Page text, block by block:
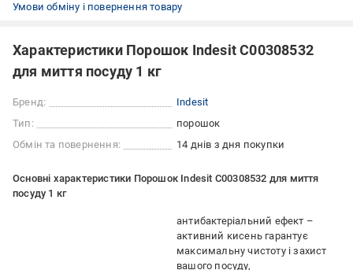
Умови обміну і повернення товару
Характеристики Порошок Indesit С00308532
для миття посуду 1 кг
Бренд:
Indesit
Тип:
порошок
Обмін та повернення:
14 днів з дня покупки
Основні характеристики Порошок Indesit С00308532 для миття
посуду 1 кг
антибактеріальний ефект –
активний кисень гарантує
максимальну чистоту і захист
вашого посуду